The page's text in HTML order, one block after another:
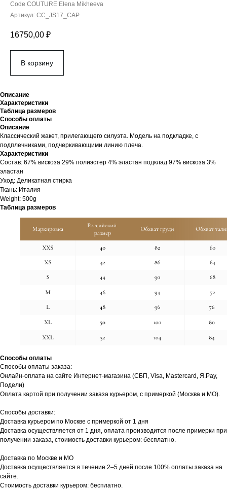
Code COUTURE Elena Mikheeva
Артикул: CC_JS17_CAP
16750,00 ₽
В корзину
Описание
Характеристики
Таблица размеров
Способы оплаты
Описание
Классический жакет, прилегающего силуэта. Модель на подкладке, с
подплечниками, подчеркивающими линию плеча.
Характеристики
Cостав: 67% вискоза 29% полиэстер 4% эластан подклад 97% вискоза 3%
эластан
Уход: Деликатная стирка
Ткань: Италия
Weight: 500g
Таблица размеров
Способы оплаты
Способы оплаты заказа:
Онлайн-оплата на сайте Интернет-магазина (СБП, Visa, Mastercard, Я.Pay,
Подели)
Оплата картой при получении заказа курьером, с примеркой (Москва и МО).
Способы доставки:
Доставка курьером по Москве с примеркой от 1 дня
Доставка осуществляется от 1 дня, оплата производится после примерки при
получении заказа, стоимость доставки курьером: бесплатно.
Доставка по Москве и МО
Доставка осуществляется в течение 2–5 дней после 100% оплаты заказа на
сайте.
Стоимость доставки курьером: бесплатно.